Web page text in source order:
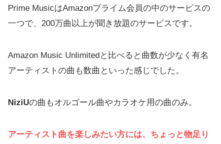
Prime MusicはAmazonプライム会員の中のサービスの
一つで、200万曲以上が聞き放題のサービスです。
Amazon Music Unlimitedと比べると曲数が少なく有名
アーティストの曲も数曲といった感じでした。
NiziUの曲もオルゴール曲やカラオケ用の曲のみ。
アーティスト曲を楽しみたい方には、ちょっと物足り